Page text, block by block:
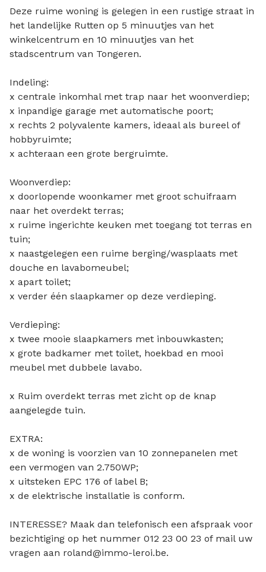
Deze ruime woning is gelegen in een rustige straat in
het landelijke Rutten op 5 minuutjes van het
winkelcentrum en 10 minuutjes van het
stadscentrum van Tongeren.
Indeling:
x centrale inkomhal met trap naar het woonverdiep;
x inpandige garage met automatische poort;
x rechts 2 polyvalente kamers, ideaal als bureel of
hobbyruimte;
x achteraan een grote bergruimte.
Woonverdiep:
x doorlopende woonkamer met groot schuifraam
naar het overdekt terras;
x ruime ingerichte keuken met toegang tot terras en
tuin;
x naastgelegen een ruime berging/wasplaats met
douche en lavabomeubel;
x apart toilet;
x verder één slaapkamer op deze verdieping.
Verdieping:
x twee mooie slaapkamers met inbouwkasten;
x grote badkamer met toilet, hoekbad en mooi
meubel met dubbele lavabo.
x Ruim overdekt terras met zicht op de knap
aangelegde tuin.
EXTRA:
x de woning is voorzien van 10 zonnepanelen met
een vermogen van 2.750WP;
x uitsteken EPC 176 of label B;
x de elektrische installatie is conform.
INTERESSE? Maak dan telefonisch een afspraak voor
bezichtiging op het nummer 012 23 00 23 of mail uw
vragen aan roland@immo-leroi.be.